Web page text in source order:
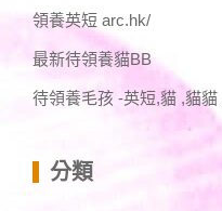
領養英短 arc.hk/
最新待領養貓BB
待領養毛孩 -英短,貓 ,貓
分類